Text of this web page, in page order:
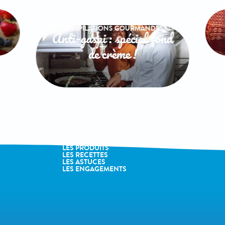
COMPILATIONS GOURMANDES
Anti-gaspi : spécial fond
de crème !
LES PRODUITS
LES RECETTES
LES ASTUCES
LES ENGAGEMENTS